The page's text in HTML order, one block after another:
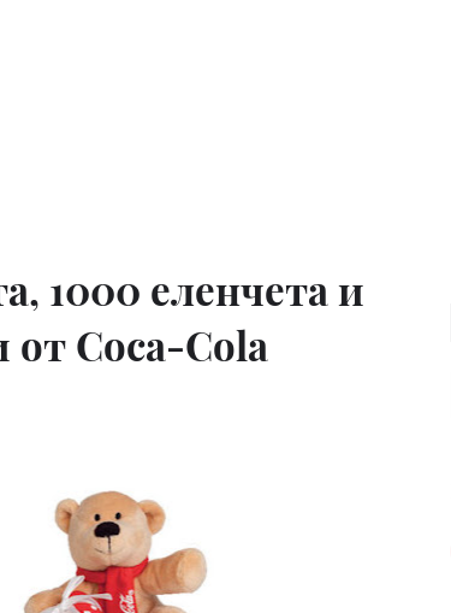
1000 еленчета и
Coca-Cola